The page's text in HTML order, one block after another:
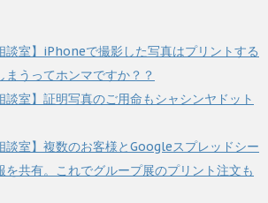
談室】iPhoneで撮影した写真はプリントする
まうってホンマですか？？
談室】証明写真のご用命もシャシンヤドット
談室】複数のお客様とGoogleスプレッドシー
を共有。これでグループ展のプリント注文も